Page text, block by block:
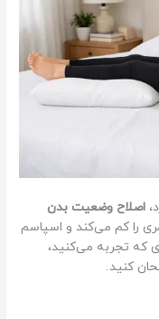
اصلاح وضعیت بدن
را کم می‌کند و اسپاسم
که تجربه می‌کنید،
کنید.